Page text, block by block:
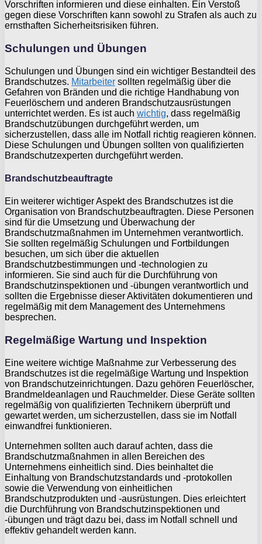
Vorschriften informieren und diese einhalten. Ein Verstoß
gegen diese Vorschriften kann sowohl zu Strafen als auch zu
ernsthaften Sicherheitsrisiken führen.
Schulungen und Übungen
Schulungen und Übungen sind ein wichtiger Bestandteil des
Brandschutzes. Mitarbeiter sollten regelmäßig über die
Gefahren von Bränden und die richtige Handhabung von
Feuerlöschern und anderen Brandschutzausrüstungen
unterrichtet werden. Es ist auch wichtig, dass regelmäßig
Brandschutzübungen durchgeführt werden, um
sicherzustellen, dass alle im Notfall richtig reagieren können.
Diese Schulungen und Übungen sollten von qualifizierten
Brandschutzexperten durchgeführt werden.
Brandschutzbeauftragte
Ein weiterer wichtiger Aspekt des Brandschutzes ist die
Organisation von Brandschutzbeauftragten. Diese Personen
sind für die Umsetzung und Überwachung der
Brandschutzmaßnahmen im Unternehmen verantwortlich.
Sie sollten regelmäßig Schulungen und Fortbildungen
besuchen, um sich über die aktuellen
Brandschutzbestimmungen und -technologien zu
informieren. Sie sind auch für die Durchführung von
Brandschutzinspektionen und -übungen verantwortlich und
sollten die Ergebnisse dieser Aktivitäten dokumentieren und
regelmäßig mit dem Management des Unternehmens
besprechen.
Regelmäßige Wartung und Inspektion
Eine weitere wichtige Maßnahme zur Verbesserung des
Brandschutzes ist die regelmäßige Wartung und Inspektion
von Brandschutzeinrichtungen. Dazu gehören Feuerlöscher,
Brandmeldeanlagen und Rauchmelder. Diese Geräte sollten
regelmäßig von qualifizierten Technikern überprüft und
gewartet werden, um sicherzustellen, dass sie im Notfall
einwandfrei funktionieren.
Unternehmen sollten auch darauf achten, dass die
Brandschutzmaßnahmen in allen Bereichen des
Unternehmens einheitlich sind. Dies beinhaltet die
Einhaltung von Brandschutzstandards und -protokollen
sowie die Verwendung von einheitlichen
Brandschutzprodukten und -ausrüstungen. Dies erleichtert
die Durchführung von Brandschutzinspektionen und
-übungen und trägt dazu bei, dass im Notfall schnell und
effektiv gehandelt werden kann.